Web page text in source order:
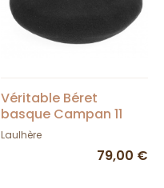
Véritable Béret
basque Campan 11
pouces - Laulhère
Laulhère
79,00 €